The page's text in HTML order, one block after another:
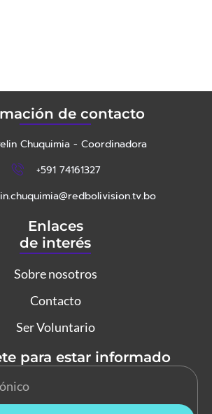
de contacto
Chuquimia - Coordinadora
+591 74161327
Enlaces
de interés
Sobre nosotros
Contacto
Ser Voluntario
para estar informado